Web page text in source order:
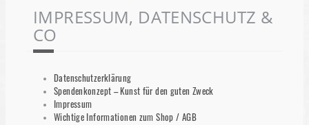
IMPRESSUM, DATENSCHUTZ &
CO
Datenschutzerklärung
Spendenkonzept – Kunst für den guten Zweck
Impressum
Wichtige Informationen zum Shop / AGB